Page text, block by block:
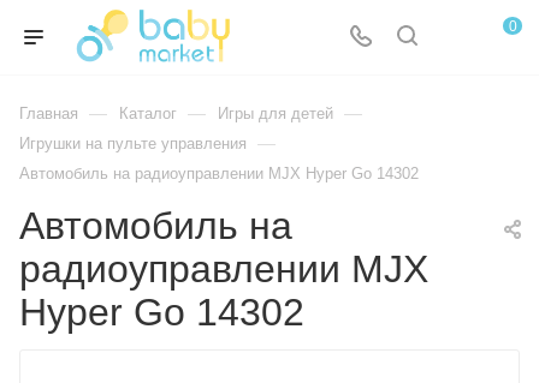
0
Главная — Каталог — Игры для детей —
Игрушки на пульте управления —
Автомобиль на радиоуправлении MJX Hyper Go 14302
Автомобиль на
радиоуправлении MJX
Hyper Go 14302